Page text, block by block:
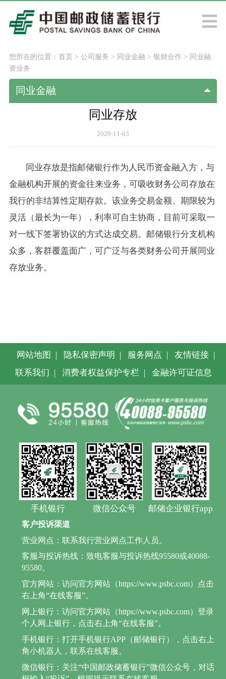
您所在的位置： 首页> 公司服务 > 同业金融 > 银财合作> 同业融
资业务
同业金融
同业存放
2020-11-03
同业存放是指邮储银行作为人民币资金融入方，与
金融机构开展的资金往来业务，可吸收财务公司存放在
我行的非结算性定期存款。该业务交易金额、期限较为
灵活（最长为一年），利率可自主协商，目前可采取一
对一线下签署协议的方式达成交易。邮储银行分支机构
众多，客群覆盖面广，可广泛与各类财务公司开展同业
存放业务。
网站地图 | 隐私保密声明 | 服务网点 | 友情链接 |
联系我们 | 消费者权益保护专栏 | 金融许可证信息
手机银行 微信公众号 邮储企业银行app
客户投诉渠道
营业网点：联系我行营业网点工作人员。
客服与投诉热线：致电客服与投诉热线95580或40088-
95580。
官方网站：访问官方网站（https://www.psbc.com）点击
右上角“在线客服”。
网上银行：访问官方网站（https://www.psbc.com）登录
个人网上银行，点击右上角“在线客服”。
手机银行：打开手机银行APP（邮储银行），点击右上
角小机器人，联系在线客服。
微信银行：关注“中国邮政储蓄银行”微信公众号，对话